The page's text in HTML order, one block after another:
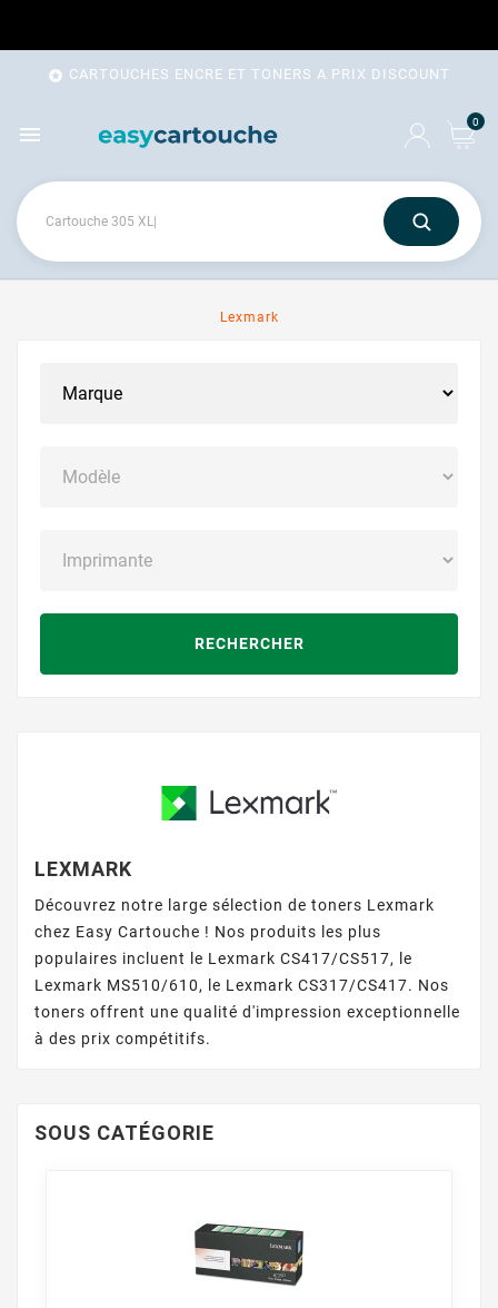
 CARTOUCHES ENCRE ET TONERS A PRIX DISCOUNT
 0
Lexmark
RECHERCHER
LEXMARK
Découvrez notre large sélection de toners Lexmark
chez Easy Cartouche ! Nos produits les plus
populaires incluent le Lexmark CS417/CS517, le
Lexmark MS510/610, le Lexmark CS317/CS417. Nos
toners offrent une qualité d'impression exceptionnelle
à des prix compétitifs.
SOUS CATÉGORIE